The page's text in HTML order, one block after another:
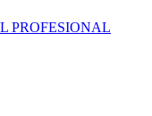
PROFESIONAL